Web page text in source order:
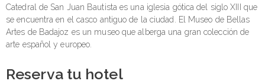
Catedral de San Juan Bautista es una iglesia gótica del siglo XIII que
se encuentra en el casco antiguo de la ciudad. El Museo de Bellas
Artes de Badajoz es un museo que alberga una gran colección de
arte español y europeo.
Reserva tu hotel